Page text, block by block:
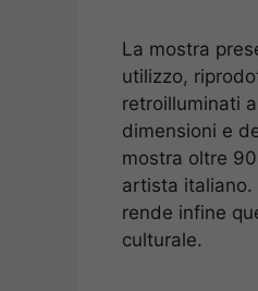
La mostra
utilizzo,
retroilluminati
dimensioni e
mostra oltre
artista italiano.
rende infine
culturale.